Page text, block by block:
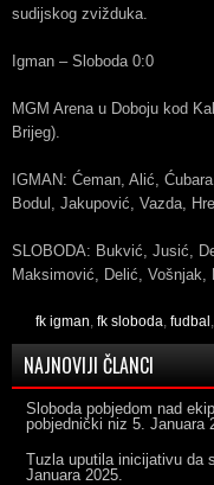
sudijskog zvižduka.
Igman – Sloboda 0:0
MGM Arena u Doboju kod
Brijeg).
IGMAN: Ćeman, Alić,
Bodul, Jakupović, Vazda,
SLOBODA: Bukvić, Jusić,
Maksimović, Delić, Vošnjak,
fk igman, fk sloboda, fudbal ,
NAJNOVIJI ČLANCI
Sloboda pobjedom nad
pobjednički niz 5. Januara
Tuzla uputila inicijativu da
Januara 2025.